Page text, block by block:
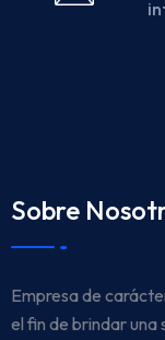
Sobre
Empresa de
el fin de brindar